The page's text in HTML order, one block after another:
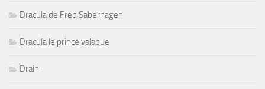
Dracula de Fred Saberhagen
Dracula le prince valaque
Drain